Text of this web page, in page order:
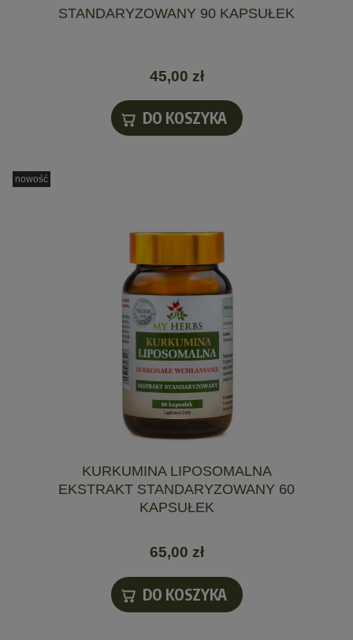
STANDARYZOWANY 90 KAPSUŁEK
45,00 zł
DO KOSZYKA
KURKUMINA LIPOSOMALNA
EKSTRAKT STANDARYZOWANY 60
KAPSUŁEK
65,00 zł
DO KOSZYKA
nowość